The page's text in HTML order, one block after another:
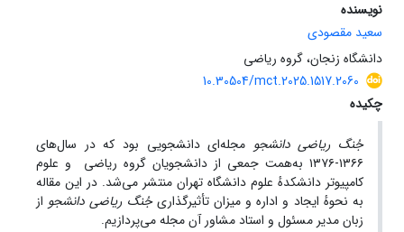
نویسنده
سعید مقصودی
دانشگاه زنجان، گروه ریاضی
10.30504/mct.2025.1517.2060
چکیده
جُنگ ریاضی دانشجو ‎‎مجله‌ای دانشجویی بود که در سال‌های
۱۳۶۶-۱۳۷۶ به‌همت جمعی از دانشجویان گروه ریاضی ‏ و علوم
کامپیوتر دانشکدهٔ علوم دانشگاه تهران منتشر می‌شد. در این مقاله
به نحوهٔ ایجاد و اداره و میزان تأثیرگذاریجُنگ ریاضی دانشجو ‎‎از
زبان مدیر مسئول و استاد مشاور آن ‎‏مجله می‌پردازیم.